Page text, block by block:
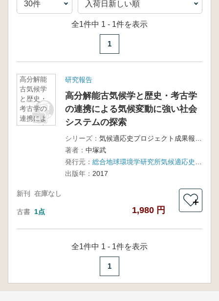
全1件中 1 - 1件を表示
1
高分解能
古気候学
と歴史・
考古学の
連携によ
る気候変
研究報告
高分解能古気候学と歴史・考古学
の連携による気候変動に強い社会
システムの探索
シリーズ：
著者： 中塚武
発行元：
出版年： 2017
新刊 在庫なし
古書 1点 1,980 円
＋
全1件中 1 - 1件を表示
1